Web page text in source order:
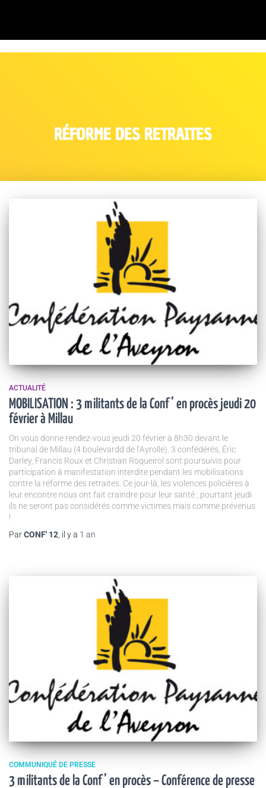
RÉFORME DES RETRAITES
ACTUALITÉ
MOBILISATION : 3 militants de la Conf’ en procès jeudi 20
février à Millau
On vous donne rendez-vous jeudi 20 février à 8h30 devant le
tribunal de Millau (4 boulevardd de l’Ayrolle). 3 confédérés, Éric
Darley, Francis Roux et Christian Roqueirol sont poursuivis pour
participation à manifestation interdite pendant les mobilisations
contre la réforme des retraites. Ce jour-là, les violences policières à
leur encontre nous ont fait craindre pour leur santé ; pourtant jeudi
ils ne seront pas considérés comme victimes mais comme prévenus
!
ParCONF' 12 , il y a 1 an
COMMUNIQUÉ DE PRESSE
3 militants de la Conf’ en procès – Conférence de presse